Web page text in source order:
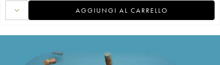
AGGIUNGI AL CARRELLO